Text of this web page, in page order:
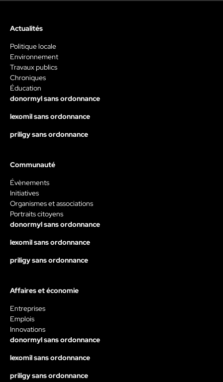
Actualités
Politique locale
Environnement
Travaux publics
Chroniques
Éducation
donormyl sans ordonnance
lexomil sans ordonnance
priligy sans ordonnance
Communauté
Évènements
Initiatives
Organismes et associations
Portraits citoyens
donormyl sans ordonnance
lexomil sans ordonnance
priligy sans ordonnance
Affaires et économie
Entreprises
Emplois
Innovations
donormyl sans ordonnance
lexomil sans ordonnance
priligy sans ordonnance